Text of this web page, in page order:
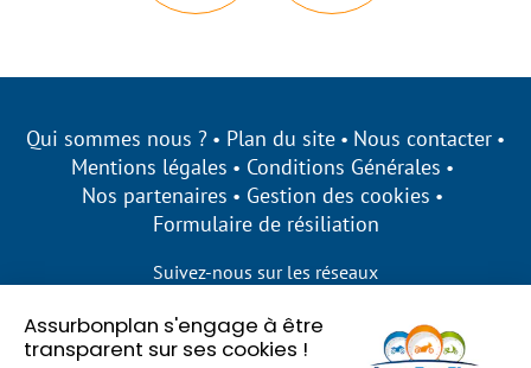
Assurbonplan s'engage à être
transparent sur ses cookies !
Qui sommes nous ? Plan du site
Nous contacter
Mentions légales
Conditions Générales
Nos partenaires
Gestion des cookies
Formulaire de résiliation
Suivez-nous sur les réseaux